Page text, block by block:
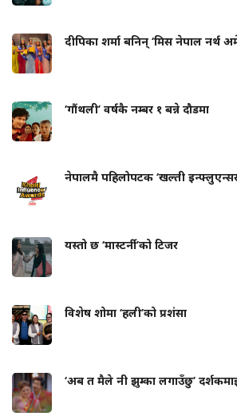
दीपिका शर्मा बनिन् ‘मिस नेपाल नर्थ
‘गौंथली’ वर्षकै नम्बर १ बन्ने दौडमा
नेपालमै पहिलोपटक ‘खल्ती
यस्तो छ ‘मास्टर्नी’को टिजर
विशेष शोमा ‘हली’को प्रशंसा
‘अब त मैले नी झुम्का लगाउँछु’